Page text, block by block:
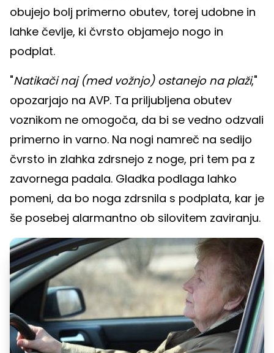
obujejo bolj primerno obutev, torej udobne in
lahke čevlje, ki čvrsto objamejo nogo in
podplat.
"Natikači naj (med vožnjo) ostanejo na plaži,"
opozarjajo na AVP. Ta priljubljena obutev
voznikom ne omogoča, da bi se vedno odzvali
primerno in varno. Na nogi namreč na sedijo
čvrsto in zlahka zdrsnejo z noge, pri tem pa z
zavornega padala. Gladka podlaga lahko
pomeni, da bo noga zdrsnila s podplata, kar je
še posebej alarmantno ob silovitem zaviranju.